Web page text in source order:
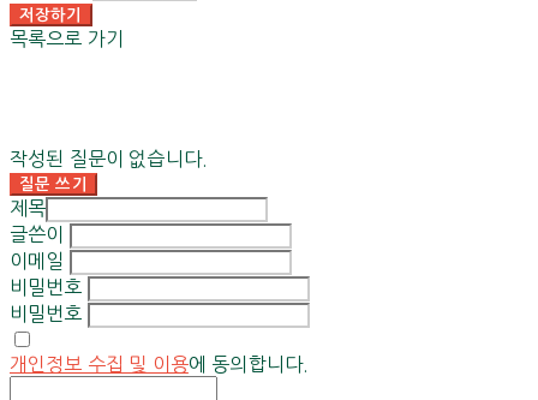
저장하기
목록으로 가기
작성된 질문이 없습니다.
질문 쓰기
제목
글쓴이
이메일
비밀번호
비밀번호
개인정보 수집 및 이용에 동의합니다.